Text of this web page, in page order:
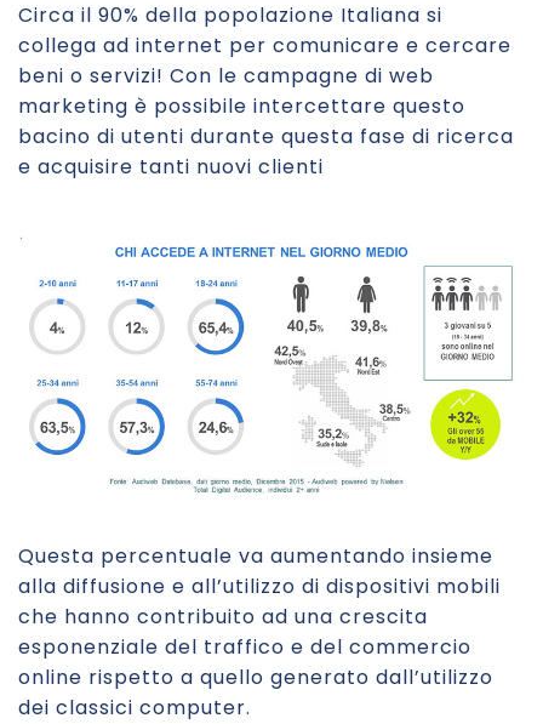
Circa il 90% della popolazione Italiana si
collega ad internet per comunicare e cercare
beni o servizi! Con le campagne di web
marketing è possibile intercettare questo
bacino di utenti durante questa fase di ricerca
e acquisire tanti nuovi clienti
Questa percentuale va aumentando insieme
alla diffusione e all’utilizzo di dispositivi mobili
che hanno contribuito ad una crescita
esponenziale del traffico e del commercio
online rispetto a quello generato dall’utilizzo
dei classici computer.